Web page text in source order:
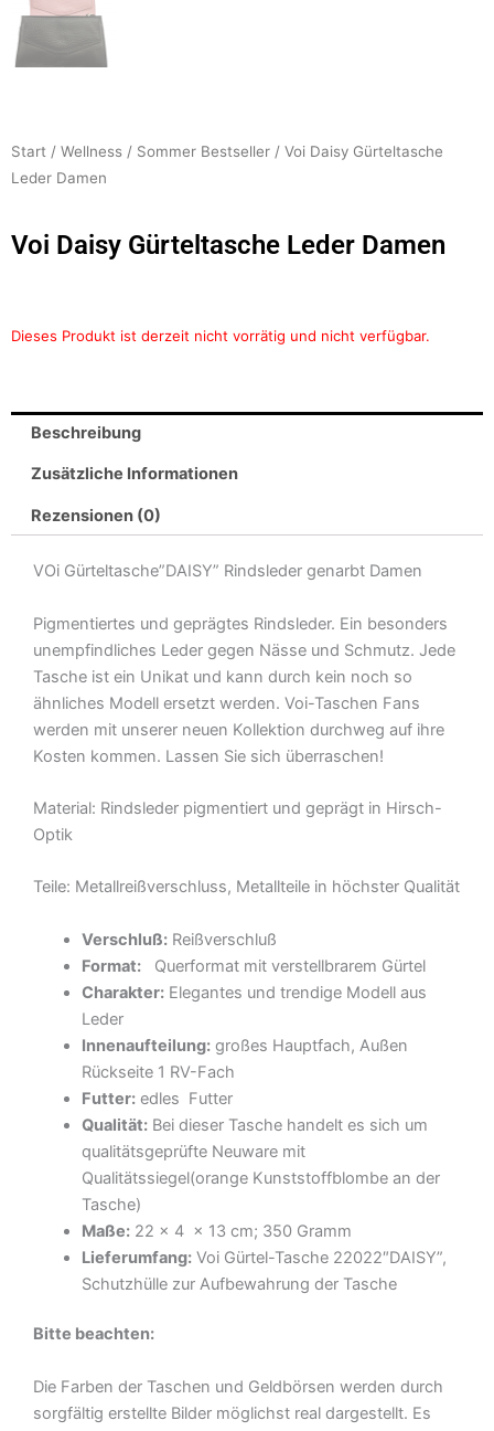
Start / Wellness / Sommer Bestseller / Voi Daisy Gürteltasche
Leder Damen
Voi Daisy Gürteltasche Leder Damen
Dieses Produkt ist derzeit nicht vorrätig und nicht verfügbar.
Beschreibung
Zusätzliche Informationen
Rezensionen (0)
VOi Gürteltasche”DAISY” Rindsleder genarbt Damen
Pigmentiertes und geprägtes Rindsleder. Ein besonders
unempfindliches Leder gegen Nässe und Schmutz. Jede
Tasche ist ein Unikat und kann durch kein noch so
ähnliches Modell ersetzt werden. Voi-Taschen Fans
werden mit unserer neuen Kollektion durchweg auf ihre
Kosten kommen. Lassen Sie sich überraschen!
Material: Rindsleder pigmentiert und geprägt in Hirsch-
Optik
Teile: Metallreißverschluss, Metallteile in höchster Qualität
Verschluß:Reißverschluß
Format:Querformat mit verstellbrarem Gürtel
Charakter:Elegantes und trendige Modell aus
Leder
Innenaufteilung:großes Hauptfach, Außen
Rückseite 1 RV-Fach
Futter:edles Futter
Qualität:Bei dieser Tasche handelt es sich um
qualitätsgeprüfte Neuware mit
Qualitätssiegel(orange Kunststoffblombe an der
Tasche)
Maße: 22 x 4 x 13 cm; 350 Gramm
Lieferumfang:Voi Gürtel-Tasche 22022″DAISY”,
Schutzhülle zur Aufbewahrung der Tasche
Bitte beachten:
Die Farben der Taschen und Geldbörsen werden durch
sorgfältig erstellte Bilder möglichst real dargestellt. Es